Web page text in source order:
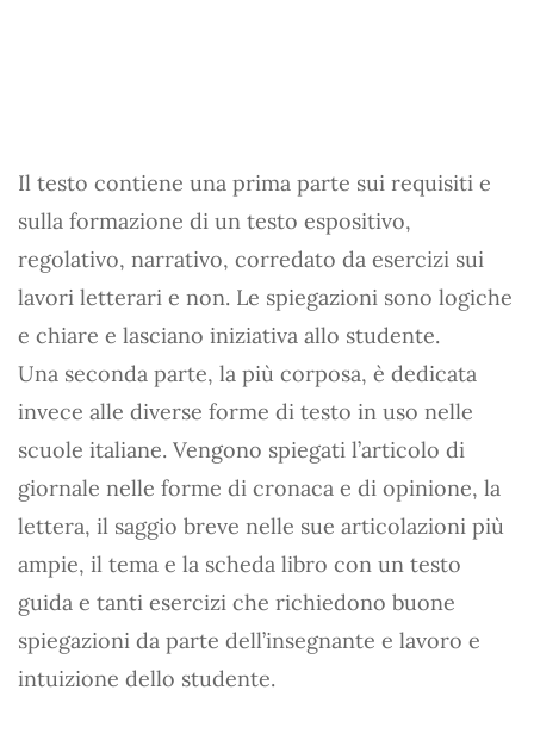
Il testo contiene una prima parte sui requisiti e
sulla formazione di un testo espositivo,
regolativo, narrativo, corredato da esercizi sui
lavori letterari e non. Le spiegazioni sono logiche
e chiare e lasciano iniziativa allo studente.
Una seconda parte, la più corposa, è dedicata
invece alle diverse forme di testo in uso nelle
scuole italiane. Vengono spiegati l’articolo di
giornale nelle forme di cronaca e di opinione, la
lettera, il saggio breve nelle sue articolazioni più
ampie, il tema e la scheda libro con un testo
guida e tanti esercizi che richiedono buone
spiegazioni da parte dell’insegnante e lavoro e
intuizione dello studente.